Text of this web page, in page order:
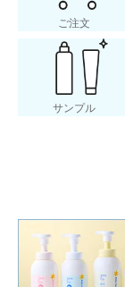
ご注文
サンプル